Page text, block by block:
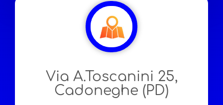
Via A.Toscanini 25,
Cadoneghe (PD)